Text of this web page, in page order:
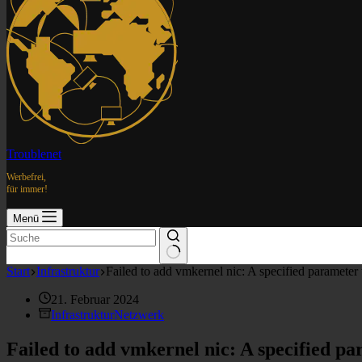
Troublenet
Werbefrei,
für immer!
Menü
Start Infrastruktur Failed to add vmkernel nic: A specified parameter
21. Februar 2024
InfrastrukturNetzwerk
Failed to add vmkernel nic: A specified